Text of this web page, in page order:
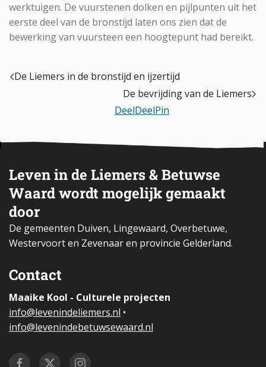
werktuigen. De vuurstenen dolken en pijlpunten uit het
eerste deel van de bronstijd laten ons zien dat de
bewerking van vuursteen een hoogtepunt had bereikt.
De Liemers in de bronstijd en ijzertijd
De bevrijding van de Liemers
DeelDeelPin
Leven in de Liemers & Betuwse
Waard wordt mogelijk gemaakt
door
De gemeenten Duiven, Lingewaard, Overbetuwe,
Westervoort en Zevenaar en provincie Gelderland.
Contact
Maaike Kool - Culturele projecten
info@levenindeliemers.nl •
info@levenindebetuwsewaard.nl